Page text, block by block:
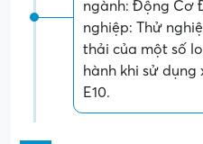
ngành: Động Cơ
nghiệp: Thử
thải của một số
hành khi sử dụng
E10.